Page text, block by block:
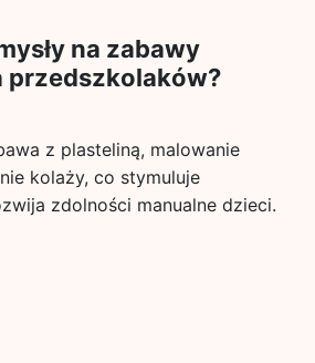
na zabawy
przedszkolaków?
z plasteliną, malowanie
kolaży, co stymuluje
zdolności manualne dzieci.